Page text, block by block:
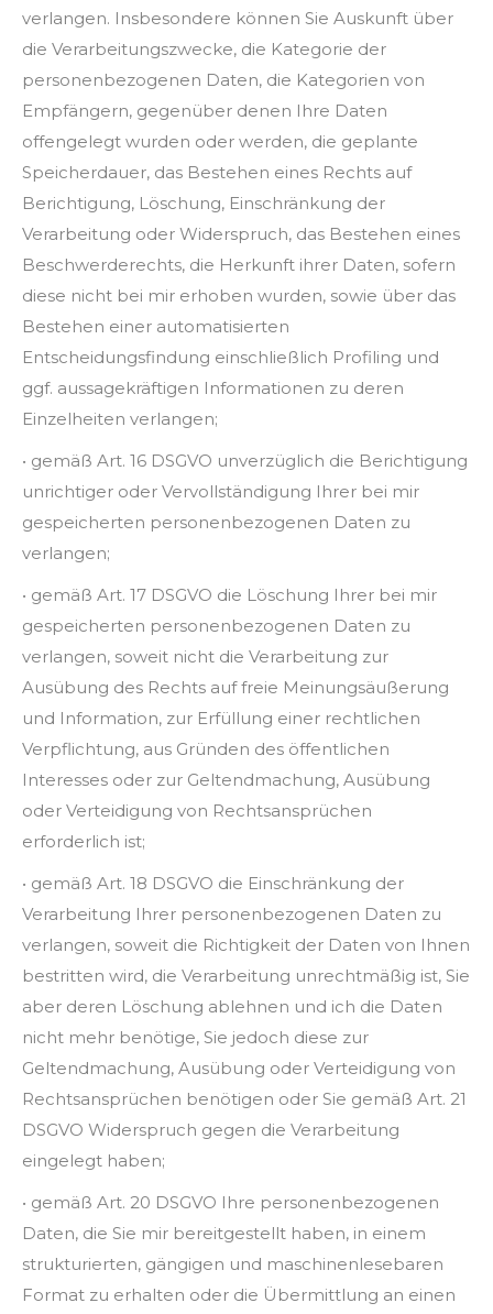
verlangen. Insbesondere können Sie Auskunft über
die Verarbeitungszwecke, die Kategorie der
personenbezogenen Daten, die Kategorien von
Empfängern, gegenüber denen Ihre Daten
offengelegt wurden oder werden, die geplante
Speicherdauer, das Bestehen eines Rechts auf
Berichtigung, Löschung, Einschränkung der
Verarbeitung oder Widerspruch, das Bestehen eines
Beschwerderechts, die Herkunft ihrer Daten, sofern
diese nicht bei mir erhoben wurden, sowie über das
Bestehen einer automatisierten
Entscheidungsfindung einschließlich Profiling und
ggf. aussagekräftigen Informationen zu deren
Einzelheiten verlangen;
• gemäß Art. 16 DSGVO unverzüglich die Berichtigung
unrichtiger oder Vervollständigung Ihrer bei mir
gespeicherten personenbezogenen Daten zu
verlangen;
• gemäß Art. 17 DSGVO die Löschung Ihrer bei mir
gespeicherten personenbezogenen Daten zu
verlangen, soweit nicht die Verarbeitung zur
Ausübung des Rechts auf freie Meinungsäußerung
und Information, zur Erfüllung einer rechtlichen
Verpflichtung, aus Gründen des öffentlichen
Interesses oder zur Geltendmachung, Ausübung
oder Verteidigung von Rechtsansprüchen
erforderlich ist;
• gemäß Art. 18 DSGVO die Einschränkung der
Verarbeitung Ihrer personenbezogenen Daten zu
verlangen, soweit die Richtigkeit der Daten von Ihnen
bestritten wird, die Verarbeitung unrechtmäßig ist, Sie
aber deren Löschung ablehnen und ich die Daten
nicht mehr benötige, Sie jedoch diese zur
Geltendmachung, Ausübung oder Verteidigung von
Rechtsansprüchen benötigen oder Sie gemäß Art. 21
DSGVO Widerspruch gegen die Verarbeitung
eingelegt haben;
• gemäß Art. 20 DSGVO Ihre personenbezogenen
Daten, die Sie mir bereitgestellt haben, in einem
strukturierten, gängigen und maschinenlesebaren
Format zu erhalten oder die Übermittlung an einen